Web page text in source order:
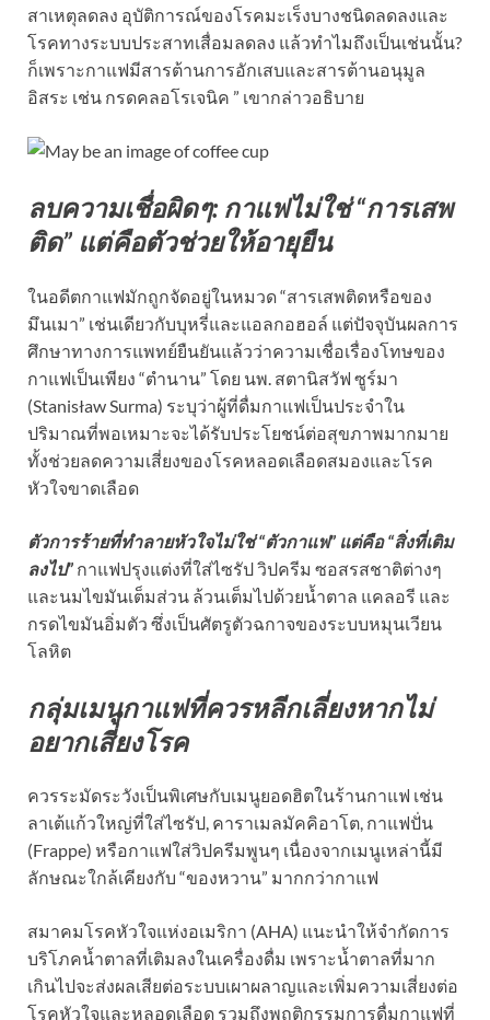
สาเหตุลดลง อุบัติการณ์ของโรคมะเร็งบางชนิดลดลงและ
โรคทางระบบประสาทเสื่อมลดลง แล้วทำไมถึงเป็นเช่นนั้น?
ก็เพราะกาแฟมีสารต้านการอักเสบและสารต้านอนุมูล
อิสระ เช่น กรดคลอโรเจนิค ” เขากล่าวอธิบาย
ลบความเชื่อผิดๆ: กาแฟไม่ใช่ “การเสพ
ติด” แต่คือตัวช่วยให้อายุยืน
ในอดีตกาแฟมักถูกจัดอยู่ในหมวด “สารเสพติดหรือของ
มึนเมา” เช่นเดียวกับบุหรี่และแอลกอฮอล์ แต่ปัจจุบันผลการ
ศึกษาทางการแพทย์ยืนยันแล้วว่าความเชื่อเรื่องโทษของ
กาแฟเป็นเพียง “ตำนาน” โดย นพ. สตานิสวัฟ ซูร์มา
(Stanisław Surma) ระบุว่าผู้ที่ดื่มกาแฟเป็นประจำใน
ปริมาณที่พอเหมาะจะได้รับประโยชน์ต่อสุขภาพมากมาย
ทั้งช่วยลดความเสี่ยงของโรคหลอดเลือดสมองและโรค
หัวใจขาดเลือด
ตัวการร้ายที่ทำลายหัวใจไม่ใช่ “ตัวกาแฟ” แต่คือ “สิ่งที่เติม
ลงไป” กาแฟปรุงแต่งที่ใส่ไซรัป วิปครีม ซอสรสชาติต่างๆ
และนมไขมันเต็มส่วน ล้วนเต็มไปด้วยน้ำตาล แคลอรี และ
กรดไขมันอิ่มตัว ซึ่งเป็นศัตรูตัวฉกาจของระบบหมุนเวียน
โลหิต
กลุ่มเมนูกาแฟที่ควรหลีกเลี่ยงหากไม่
อยากเสี่ยงโรค
ควรระมัดระวังเป็นพิเศษกับเมนูยอดฮิตในร้านกาแฟ เช่น
ลาเต้แก้วใหญ่ที่ใส่ไซรัป, คาราเมลมัคคิอาโต, กาแฟปั่น
(Frappe) หรือกาแฟใส่วิปครีมพูนๆ เนื่องจากเมนูเหล่านี้มี
ลักษณะใกล้เคียงกับ “ของหวาน” มากกว่ากาแฟ
สมาคมโรคหัวใจแห่งอเมริกา (AHA) แนะนำให้จำกัดการ
บริโภคน้ำตาลที่เติมลงในเครื่องดื่ม เพราะน้ำตาลที่มาก
เกินไปจะส่งผลเสียต่อระบบเผาผลาญและเพิ่มความเสี่ยงต่อ
โรคหัวใจและหลอดเลือด รวมถึงพฤติกรรมการดื่มกาแฟที่